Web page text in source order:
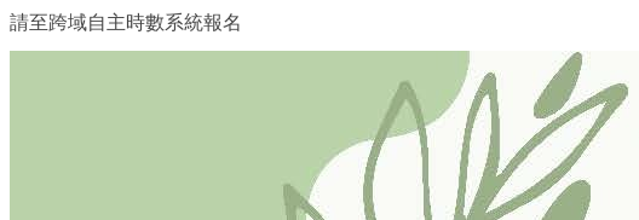
請至跨域自主時數系統報名